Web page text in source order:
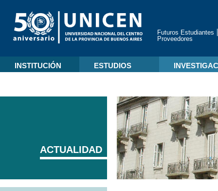
Futuros Estudiantes
Proveedores
INSTITUCIÓN ESTUDIOS
ACTUALIDAD